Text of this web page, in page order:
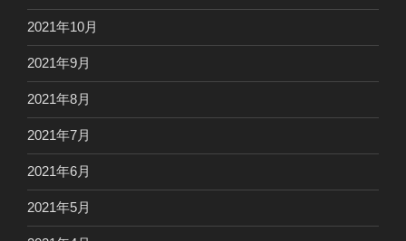
2021年10月
2021年9月
2021年8月
2021年7月
2021年6月
2021年5月